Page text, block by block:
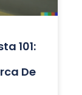
101:
De